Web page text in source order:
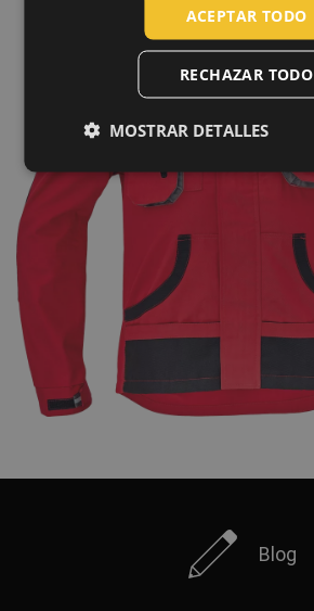
Blog
ACEPTAR TODO
RECHAZAR TODO
MOSTRAR DETALLES